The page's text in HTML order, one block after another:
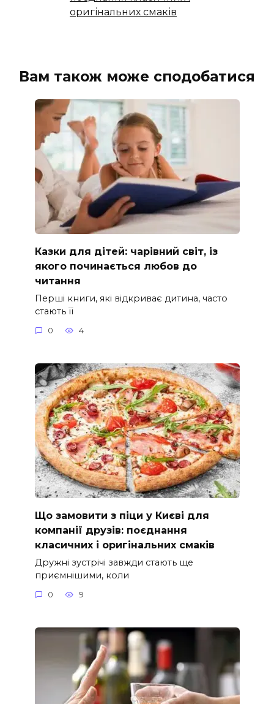
оригінальних смаків
Вам також може сподобатися
Казки для дітей: чарівний світ, із
якого починається любов до
читання
Перші книги, які відкриває дитина, часто
стають її
0 4
Що замовити з піци у Києві для
компанії друзів: поєднання
класичних і оригінальних смаків
Дружні зустрічі завжди стають ще
приємнішими, коли
0 9